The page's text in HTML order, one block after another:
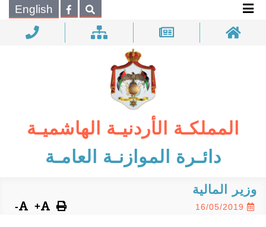
بحـث English
المملكـة الأردنيـة الهاشميـة
دائـرة الموازنـة العامـة
وزير المالية
16/05/2019
+
-